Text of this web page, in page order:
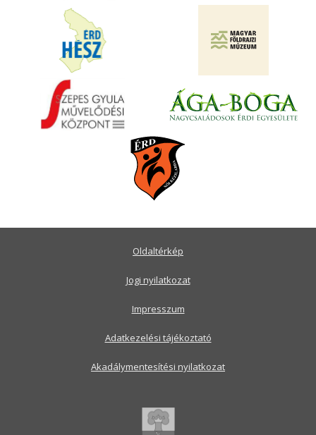
Oldaltérkép
Jogi nyilatkozat
Impresszum
Adatkezelési tájékoztató
Akadálymentesítési nyilatkozat